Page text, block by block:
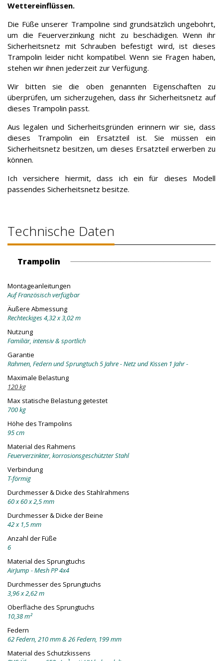
Wettereinflüssen.
Die Füße unserer Trampoline sind grundsätzlich ungebohrt,
um die Feuerverzinkung nicht zu beschädigen. Wenn ihr
Sicherheitsnetz mit Schrauben befestigt wird, ist dieses
Trampolin leider nicht kompatibel. Wenn sie Fragen haben,
stehen wir ihnen jederzeit zur Verfügung.
Wir bitten sie die oben genannten Eigenschaften zu
überprüfen, um sicherzugehen, dass ihr Sicherheitsnetz auf
dieses Trampolin passt.
Aus legalen und Sicherheitsgründen erinnern wir sie, dass
dieses Trampolin ein Ersatzteil ist. Sie müssen ein
Sicherheitsnetz besitzen, um dieses Ersatzteil erwerben zu
können.
Ich versichere hiermit, dass ich ein für dieses Modell
passendes Sicherheitsnetz besitze.
Technische Daten
Trampolin
Montageanleitungen
Auf Französisch verfügbar
Äußere Abmessung
Rechteckiges 4,32 x 3,02 m
Nutzung
Familiär, intensiv & sportlich
Garantie
Rahmen, Federn und Sprungtuch 5 Jahre - Netz und Kissen 1 Jahr -
Maximale Belastung
120 kg
Max statische Belastung getestet
700 kg
Höhe des Trampolins
95 cm
Material des Rahmens
Feuerverzinkter, korrosionsgeschützter Stahl
Verbindung
T-förmig
Durchmesser & Dicke des Stahlrahmens
60 x 60 x 2,5 mm
Durchmesser & Dicke der Beine
42 x 1,5 mm
Anzahl der Füße
6
Material des Sprungtuchs
AirJump - Mesh PP 4x4
Durchmesser des Sprungtuchs
3,96 x 2,62 m
Oberfläche des Sprungtuchs
10,38 m²
Federn
62 Federn, 210 mm & 26 Federn, 199 mm
Material des Schutzkissens